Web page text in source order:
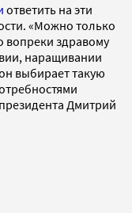
ответить на эти
«Можно только
вопреки здравому
наращивании
выбирает такую
Дмитрий